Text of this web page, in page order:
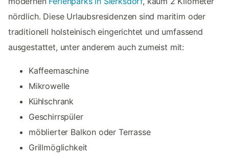
nördlich. Diese Urlaubsresidenzen sind maritim oder
traditionell holsteinisch eingerichtet und umfassend
ausgestattet, unter anderem auch zumeist mit:
Kaffeemaschine
Mikrowelle
Kühlschrank
Geschirrspüler
möblierter Balkon oder Terrasse
Grillmöglichkeit